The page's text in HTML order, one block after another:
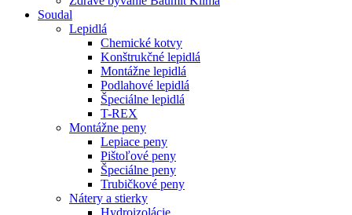
Soudal
Lepidlá
Chemické kotvy
Konštrukčné lepidlá
Montážne lepidlá
Podlahové lepidlá
Špeciálne lepidlá
T-REX
Montážne peny
Lepiace peny
Pištoľové peny
Špeciálne peny
Trubičkové peny
Nátery a stierky
Hydroizolácie